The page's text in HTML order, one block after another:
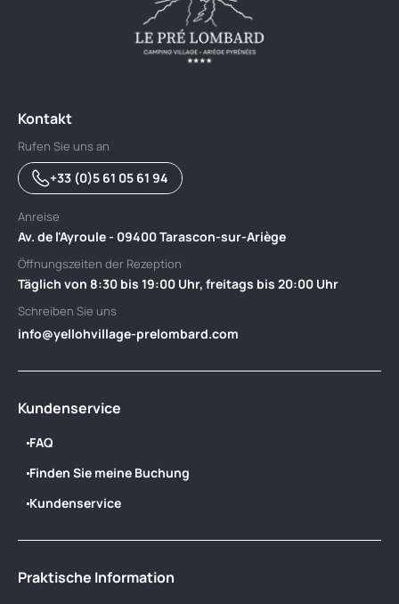
Kontakt
Rufen Sie uns an
+33 (0)5 61 05 61 94
Anreise
Av. de l'Ayroule - 09400 Tarascon-sur-Ariège
Öffnungszeiten der Rezeption
Täglich von 8:30 bis 19:00 Uhr, freitags bis 20:00 Uhr
Schreiben Sie uns
info@yellohvillage-prelombard.com
Kundenservice
FAQ
Finden Sie meine Buchung
Kundenservice
Praktische Information